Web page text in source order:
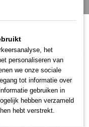
(0)
Cera collectie
het
personaliseren van
we onze sociale
tot informatie over
gebruiken in
hebben verzameld
hebt verstrekt.